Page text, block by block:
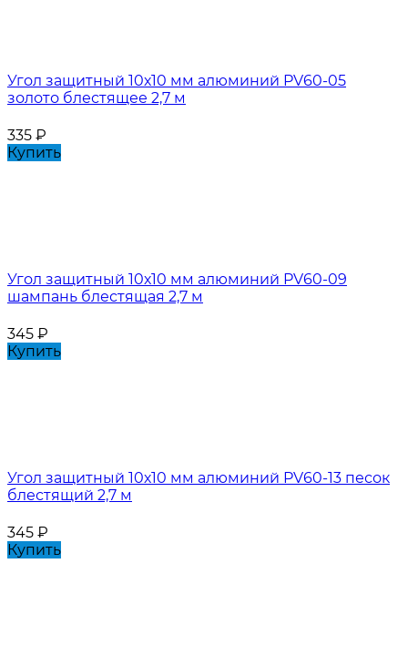
Угол защитный 10х10 мм алюминий PV60-05
золото блестящее 2,7 м
335 ₽
Купить
Угол защитный 10х10 мм алюминий PV60-09
шампань блестящая 2,7 м
345 ₽
Купить
Угол защитный 10х10 мм алюминий PV60-13 песок
блестящий 2,7 м
345 ₽
Купить